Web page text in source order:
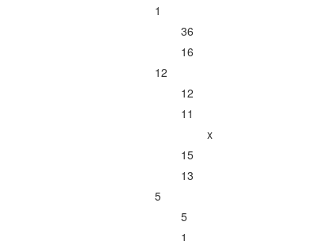
1
36
16
12
12
11
x
15
13
5
5
1